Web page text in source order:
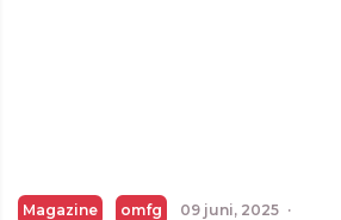
Magazine omfg 09 juni, 2025 ·